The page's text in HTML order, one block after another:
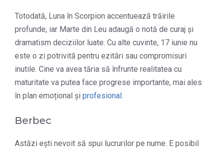
Totodată, Luna în Scorpion accentuează trăirile
profunde, iar Marte din Leu adaugă o notă de curaj și
dramatism deciziilor luate. Cu alte cuvinte, 17 iunie nu
este o zi potrivită pentru ezitări sau compromisuri
inutile. Cine va avea tăria să înfrunte realitatea cu
maturitate va putea face progrese importante, mai ales
în plan emoțional și profesional .
Berbec
Astăzi ești nevoit să spui lucrurilor pe nume. E posibil